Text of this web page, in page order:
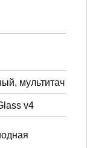
мультитач
v4